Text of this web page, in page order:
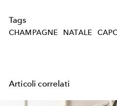
Tags
CHAMPAGNE NATALE
Articoli correlati